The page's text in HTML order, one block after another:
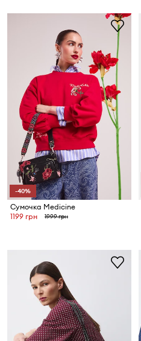
-40%
Сумочка Medicine
1199 грн
1999 грн